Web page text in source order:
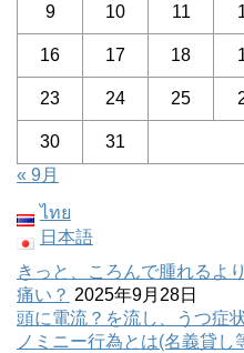
9 10 11
16 17 18
23 24 25
30
31
« 9月
ไทย
日本語
きっと、ころんで腫れるよ
痛い？ 2025年9月28日
頭に電流？を流し、うつ症
ノミニー行為とは(名義貸し